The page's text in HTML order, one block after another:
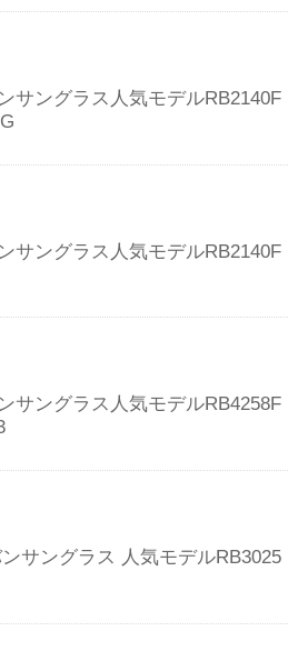
サングラス人気モデルRB2140F
サングラス人気モデルRB2140F
サングラス人気モデルRB4258F
サングラス 人気モデルRB3025